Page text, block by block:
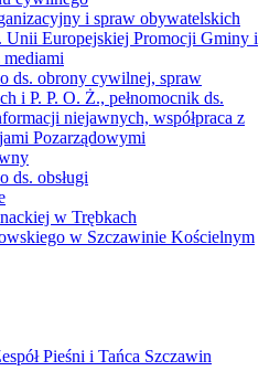
i spraw obywatelskich
Unii Europejskiej Promocji Gminy i
ds. obrony cywilnej, spraw
i P. P. O. Ż., pełnomocnik ds.
niejawnych, współpraca z
Pozarządowymi
ds. obsługi
w Trębkach
w Szczawinie Kościelnym
Pieśni i Tańca Szczawin